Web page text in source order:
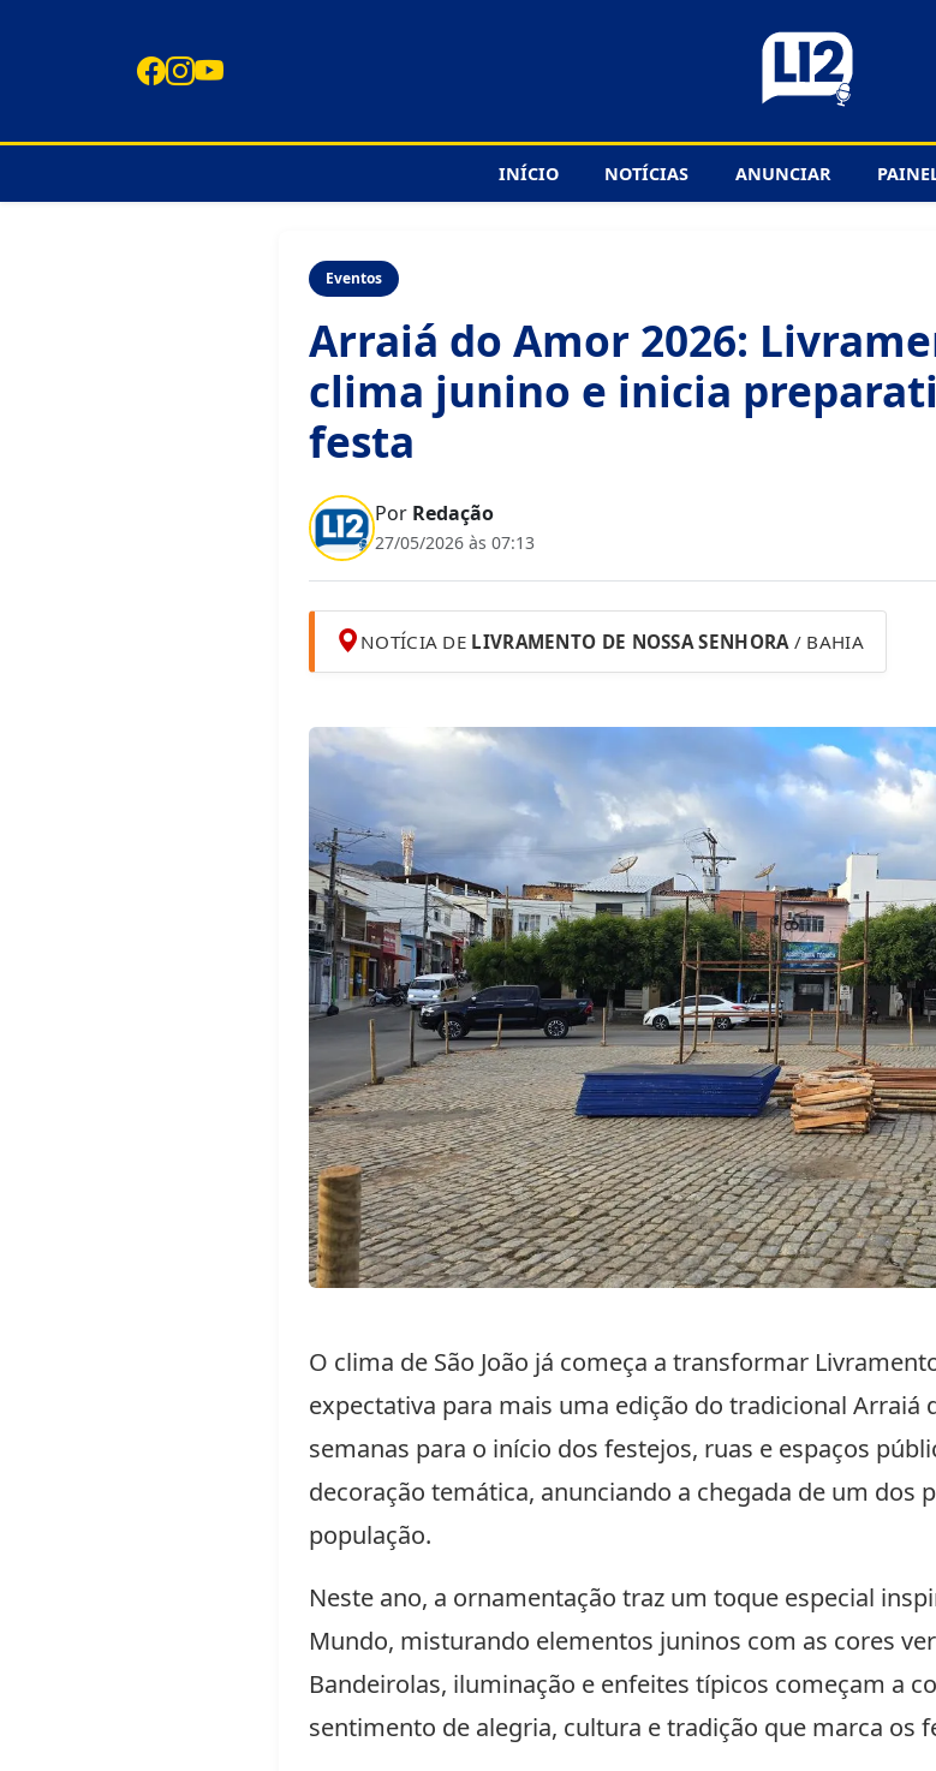
INÍCIO NOTÍCIAS ANUNCIAR
Eventos
Arraiá do Amor 2026:
clima junino e inicia
festa
Por Redação
27/05/2026 às 07:13
NOTÍCIA DE LIVRAMENTO DE NOSSA SENHORA / BAHIA
O clima de São João já começa a transformar
expectativa para mais uma edição do tradicional Arraiá
semanas para o início dos festejos, ruas e espaços
decoração temática, anunciando a chegada de um dos
população.
Neste ano, a ornamentação traz um toque especial
Mundo, misturando elementos juninos com as cores
Bandeirolas, iluminação e enfeites típicos começam a
sentimento de alegria, cultura e tradição que marca os